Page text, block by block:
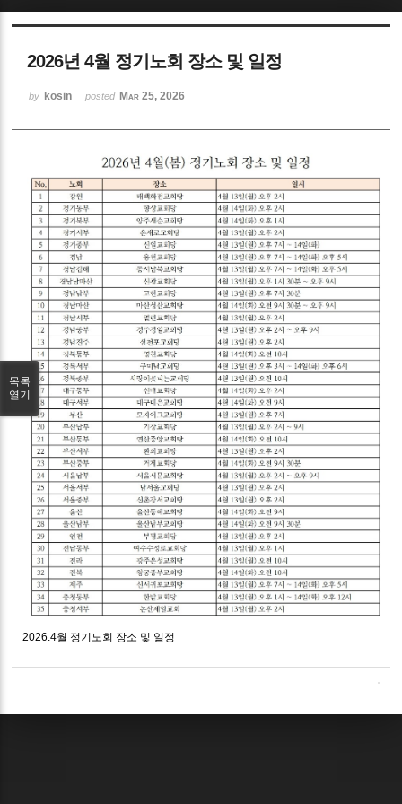
2026년 4월 정기노회 장소 및 일정
by kosin posted Mar 25, 2026
2026.4월 정기노회 장소 및 일정
목록
열기
Sketchbook5, 스케치북5
Sketchbook5, 스케치북5